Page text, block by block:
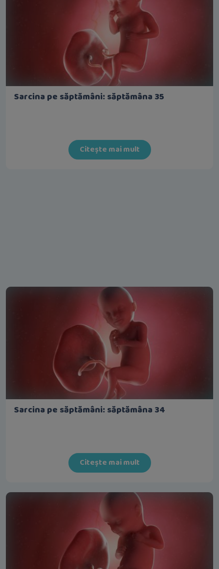
Sarcina pe săptămâni: săptămâna 35
Citește mai mult
Sarcina pe săptămâni: săptămâna 34
Citește mai mult